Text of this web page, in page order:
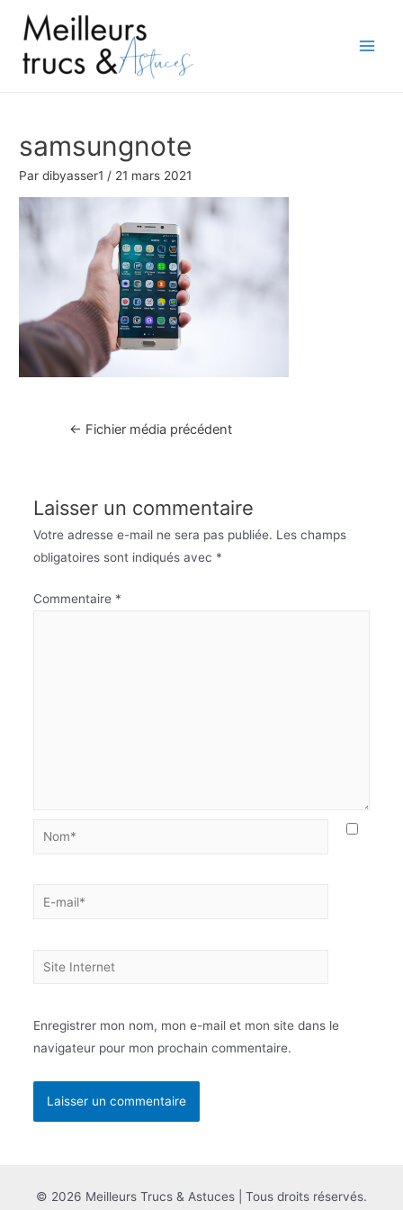
contenu
samsungnote
Pardibyasser1 / 21 mars 2021
Navigation
← Fichier média précédent
Laisser un commentaire
Votre adresse e-mail ne sera pas publiée. Les champs
obligatoires sont indiqués avec *
Commentaire *
Nom*
E-
Site
Enregistrer mon nom, mon e-mail et mon site dans le
navigateur pour mon prochain commentaire.
© 2026 Meilleurs Trucs & Astuces | Tous droits réservés.